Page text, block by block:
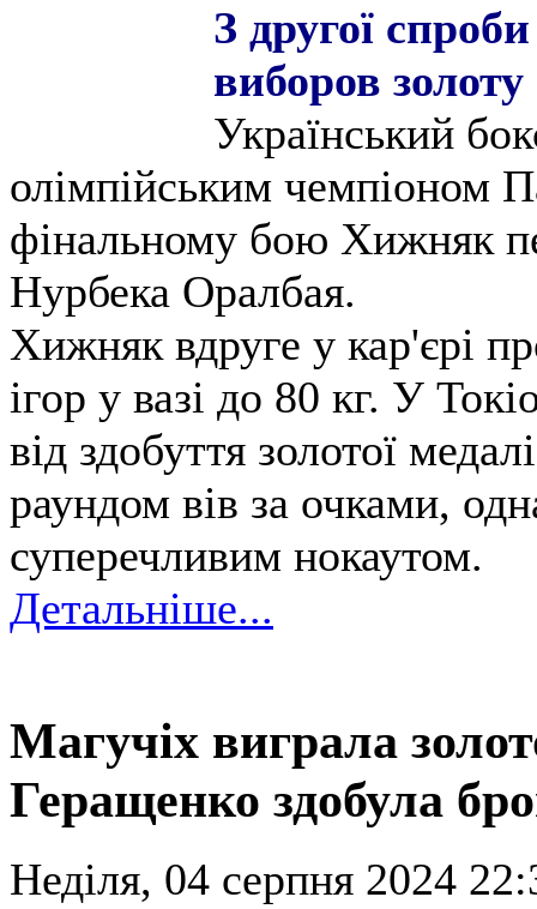
З другої
виборов
Український
олімпійським чемпіоном
фінальному бою Хижняк
Нурбека Оралбая.
Хижняк вдруге у кар'єрі
ігор у вазі до 80 кг. У
від здобуття золотої
раундом вів за очками,
суперечливим нокаутом.
Детальніше...
Магучіх виграла
Геращенко здобула
Неділя, 04 серпня 2024